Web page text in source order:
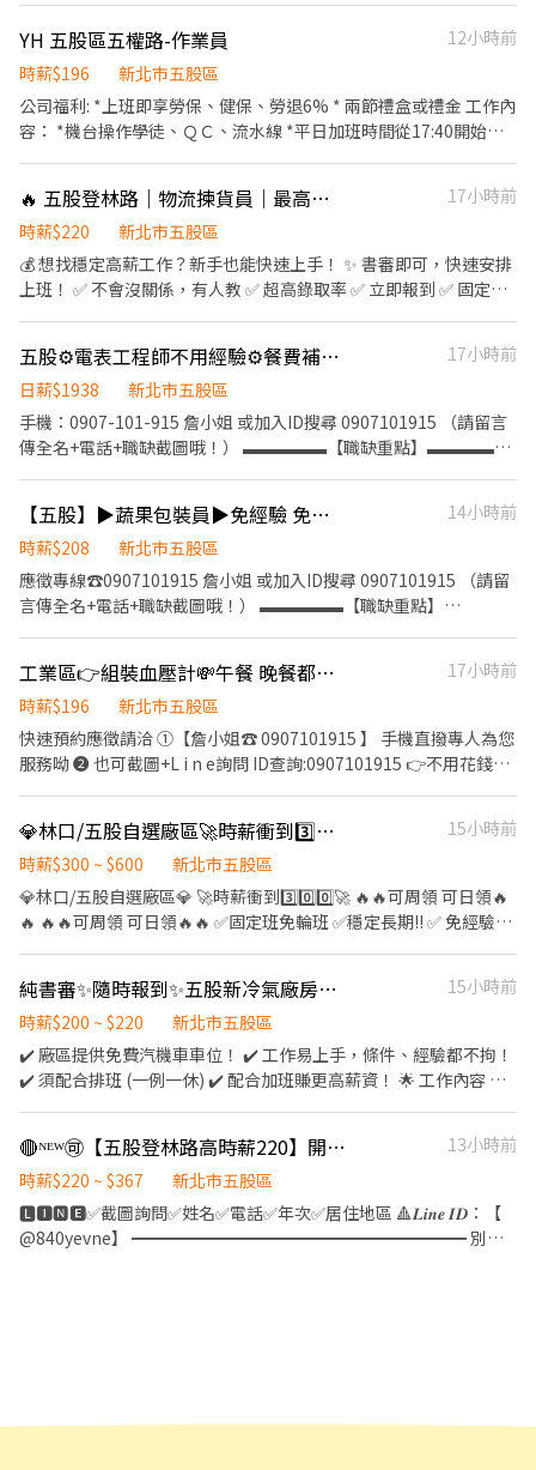
道，專人教導!! ☑ 錄取率高，當天即可知曉結果，無需等待!! ☑ 免
費交通車接送【中和.台北.土城.三峽.迴龍】 ☑ 免費健身房讓你使用
☑ 設有員工機車停車場 ☑ 需無塵服 ＊工作地點：林口工四路(近醒
吾科大)/五股工四路 ＊工作內容：組裝／操作機台／包裝／測試/顯
找工作找艾比94快 ☎️ 瞭解職缺及應徵方式 ➜洽詢專線:0905-909-
880 ➜ID: @ufx3668p 張艾比 ♬♬傳送門直接點選加賴🤳
YH 五股區五權路-作業員
12小時前
時薪$196
新北市五股區
公司福利: *上班即享勞保、健保、勞退6% * 兩節禮盒或禮金 工作內
容： *機台操作學徒、ＱＣ、流水線 *平日加班時間從17:40開始。
08:00~17:10 時薪待遇：196元/H 休假制度：固定休六日 ★快速
應徵方式： ✌官方好友https://lin.ee/AeE2u7i ✌沃克 02-2388-
1982 ✌葉專員0967255368 （截圖職缺詢問）
🔥 五股登林路｜物流揀貨員｜最高領5w｜立即面試！
17小時前
時薪$220
新北市五股區
💰 想找穩定高薪工作？新手也能快速上手！ ✨ 書審即可，快速安排
上班！ ✅ 不會沒關係，有人教 ✅ 超高錄取率 ✅ 立即報到 ✅ 固定早
市五股區登林路 （近維格餅家，約1分鐘） 📦 工作內容 揀貨／檢貨
商品包含： 🥤 飲料、汽水、果汁 🍜 泡麵、食品 🥣 樂扣樂扣生活用
品等 🗓 休假制度 週休六、日 （休息30～60分鐘，依單位安排） ⏰
上班時間 早班 08:30－17:30 或 09:00－18:00 （需可配合兩種時
880｜栗栗專員 免費諮詢、免費安排面試！
五股⚙電表工程師不用經驗⚙餐費補貼⚙外勤補貼⚙書審即可上班⚙日薪1938 $ ⚙
17小時前
日薪$1938
新北市五股區
手機：0907-101-915 詹小姐 或加入ID搜尋 0907101915 （請留言
傳全名+電話+職缺截圖哦！） ▬▬▬▬▬【職缺重點】▬▬▬▬▬
缺，不怕放無薪假 ☑ 工作內容簡單，易上手 ☑ 享勞保/團保及勞退
6％及各種福利 ▬▬▬▬▬【職缺介紹】▬▬▬▬▬ 【工作地
點】：新北市五股區五權五路 【工作內容】：電表工程師 拿工具 維
修電表 檢查電表 協助師傅 會獨立作業 【用餐制度】：自理 餐費補
久站 走動
【五股】▶蔬果包裝員▶免經驗 免加班▶可隔日領1664🌿周周領7000🌿想賺錢看過來🌿
14小時前
時薪$208
新北市五股區
應徵專線☎0907101915 詹小姐 或加入ID搜尋 0907101915 （請留
言傳全名+電話+職缺截圖哦！） ▬▬▬▬▬【職缺重點】
穩定，不怕無薪假 ☑ 享勞保/團保及勞退6％ ☑ 到職滿3個月享有生
日/過年/端午/中秋/禮金或禮品 ▬▬▬▬▬【職缺介紹】▬▬▬▬▬
【工作地點】： 新北市五股區工商路 【工作內容】： 蔬果加工、包
裝、出貨、理貨、檢驗 【工作時間】： 日班：08:00~17:00 (用餐60
休8~9天，其中3天可自選 【工作須知】： 低溫環境作業
(10°C~15°C)、久站走動，須穿無塵衣，需配合體檢
工業區👉組裝血壓計💸午餐 晚餐都供餐 上班不怕餓🤩還享預支福利
17小時前
時薪$196
新北市五股區
快速預約應徵請洽 ①【詹小姐☎ 0907101915 】 手機直撥專人為您
服務呦 ❷ 也可截圖+L i n e詢問 ID查詢:0907101915 👉不用花錢體
工二路 (一廠) 五股區五工七路 (二廠) 已一廠為主唷~ 📌上班時間 :
07:50~17:10 偶爾配合˙加班1-3小時 📌用餐時間 : 用餐60分鐘 上下
午間休10分鐘 📌薪資計算 : 33000起 加班費依照勞基法計算 結算日
21~20號為一個月 📌工作內容 : 耳溫槍 血壓計等醫療器材 組包裝 品
加班補餐費80$ 📌休假制度 : 周休六日 見紅休
💎林口/五股自選廠區🚀時薪衝到3️⃣0️⃣0️⃣🚀日領🚩月賺9️⃣萬/固定班/免費交通車
15小時前
時薪$300 ~ $600
新北市五股區
💎林口/五股自選廠區💎 🚀時薪衝到3️⃣0️⃣0️⃣🚀 🔥🔥可周領 可日領🔥
🔥 🔥🔥可周領 可日領🔥🔥 ✅固定班免輪班 ✅穩定長期!! ✅ 免經驗，
通車:報到當天可搭車 ＊工作地點： 林口區 :林口區工二四路18號
(近醒吾科大) 五股區 :新北市五股區五工六路(直接五股報到) ＊工作
內容：組裝／操作機台／包裝／測試/顯微鏡 ＊工作時間：日班
08:30-17:30夜班：20:30~05:30 ＊休假制度：做五休二 ＊休息時
薪：中午一小時 下午各十分鐘 ＊薪資待遇：280-383加班時薪(含津
➜8小時$52.800起✨12H領4200 湯小姐0965-061660 加我：
@436jgfmm 或直接連結加入https://lin.ee/93cQwnn
純書審✨隨時報到✨五股新冷氣廠房_輕鬆撿貨包裝人員✨可周領✨優質環境/免費機車位
15小時前
時薪$200 ~ $220
新北市五股區
✔️ 廠區提供免費汽機車車位！ ✔️ 工作易上手，條件、經驗都不拘！
✔️ 須配合排班 (一例一休) ✔️ 配合加班賺更高薪資！ 🌟 工作內容 驗
單，無經驗也能快速上手！ ––––––––––––––––––– ⏰ 上班時間
▶08:30-17:30一例一休(基本上可自行畫休) 作息固定，生活與工作
都可兼顧 ––––––––––––––––––– 【工作地點】 新北市五股區遠東
物流中心 (新北市五股區登林路8號) 💸 薪資待遇 時薪：
$200-$220(績效獎金)，配合加班42k起 『加班費依照勞基法計算』
🔴ᴺᴱᵂ🉑️【五股登林路高時薪220】開電拖撿貨理貨(沒經驗可)、可週領 免費車位
13小時前
時薪$220 ~ $367
新北市五股區
🅻🅸🅽🅴✅截圖詢問✅姓名✅電話✅年次✅居住地區 🔺𝑳𝒊𝒏𝒆 𝑰𝑫：【
@840yevne】 ━━━━━━━━━━━━━━━━━━━━ 別人